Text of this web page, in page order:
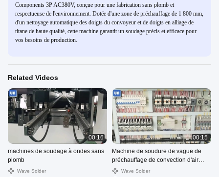
Components 3P AC380V, conçue pour une fabrication sans plomb et
respectueuse de l'environnement. Dotée d'une zone de préchauffage de 1 800 mm,
d'un nettoyage automatique des doigts du convoyeur et de doigts en alliage de
titane de haute qualité, cette machine garantit un soudage précis et efficace pour
vos besoins de production.
Related Videos
00:16
machines de soudage à ondes sans
plomb
Wave Solder
00:15
Machine de soudure de vague de
préchauffage de convection d'air
chaud de soudure de vague
Wave Solder